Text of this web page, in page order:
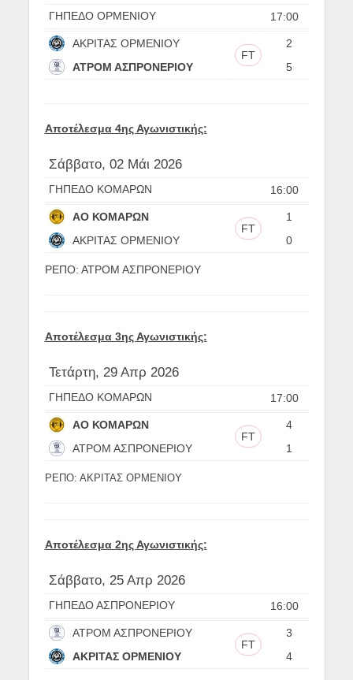
17:00
ΓΗΠΕΔΟ ΟΡΜΕΝΙΟΥ
ΑΚΡΙΤΑΣ ΟΡΜΕΝΙΟΥ
2
FT
ΑΤΡΟΜ ΑΣΠΡΟΝΕΡΙΟΥ
5
Αποτέλεσμα 4ης Αγωνιστικής:
Σάββατο, 02 Μάι 2026
16:00
ΓΗΠΕΔΟ ΚΟΜΑΡΩΝ
ΑΟ ΚΟΜΑΡΩΝ
1
FT
ΑΚΡΙΤΑΣ ΟΡΜΕΝΙΟΥ
0
ΡΕΠΟ: ΑΤΡΟΜ ΑΣΠΡΟΝΕΡΙΟΥ
Αποτέλεσμα 3ης Αγωνιστικής:
Τετάρτη, 29 Απρ 2026
17:00
ΓΗΠΕΔΟ ΚΟΜΑΡΩΝ
ΑΟ ΚΟΜΑΡΩΝ
4
FT
ΑΤΡΟΜ ΑΣΠΡΟΝΕΡΙΟΥ
1
ΡΕΠΟ: ΑΚΡΙΤΑΣ ΟΡΜΕΝΙΟΥ
Αποτέλεσμα 2ης Αγωνιστικής:
Σάββατο, 25 Απρ 2026
16:00
ΓΗΠΕΔΟ ΑΣΠΡΟΝΕΡΙΟΥ
ΑΤΡΟΜ ΑΣΠΡΟΝΕΡΙΟΥ
3
FT
ΑΚΡΙΤΑΣ ΟΡΜΕΝΙΟΥ
4